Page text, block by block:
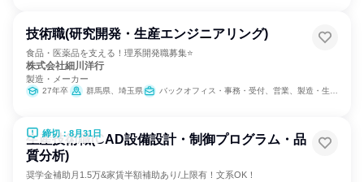
技術職(研究開発・生産エンジニアリング)
食品・医薬品を支える！理系開発職募集⭐
株式会社細川洋行
製造・メーカー
27年卒 群馬県、埼玉県 バックオフィス・事務・受付、営業、製造・生産工程、SCM/生産管理/購買/物流、経理/税務/財務、人事、クリエイティブ/デザイン職
締切：8月31日
生産技術職(CAD設備設計・制御プログラム・品
質分析)
奨学金補助月1.5万&家賃半額補助あり/上限有！文系OK！